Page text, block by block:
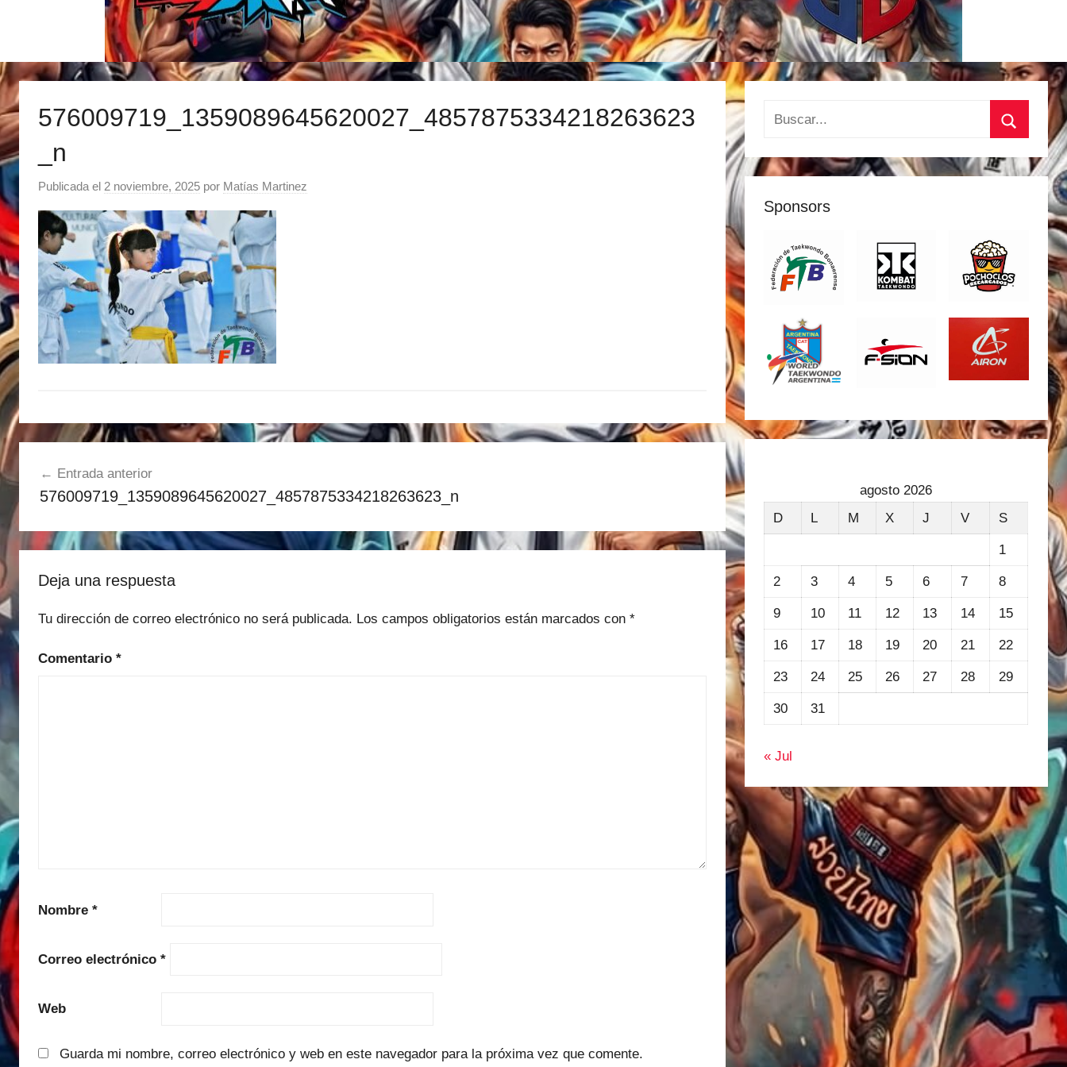
576009719_1359089645620027_4857875334218263623
_n
Publicada el 2 noviembre, 2025 por Matías Martinez
Navegación
de
Entrada anterior
576009719_1359089645620027_4857875334218263623_n
Deja una respuesta
Tu dirección de correo electrónico no será publicada. Los campos obligatorios están marcados con *
Comentario *
Nombre *
Correo electrónico *
Web
Guarda mi nombre, correo electrónico y web en este navegador para la próxima vez que comente.
Buscar:
Buscar
Sponsors
agosto 2026
D
L M X J V S
1
2 3 4 5 6 7 8
9 10 11 12 13 14 15
16 17 18 19 20 21 22
23 24 25 26 27 28 29
30 31
« Jul